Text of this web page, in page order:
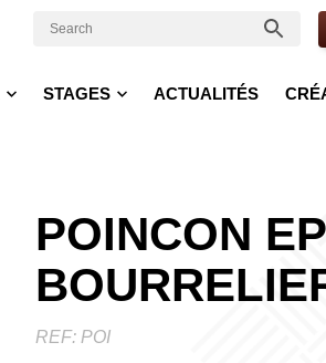
STAGES ACTUALITÉS
POINCON
REF: POI